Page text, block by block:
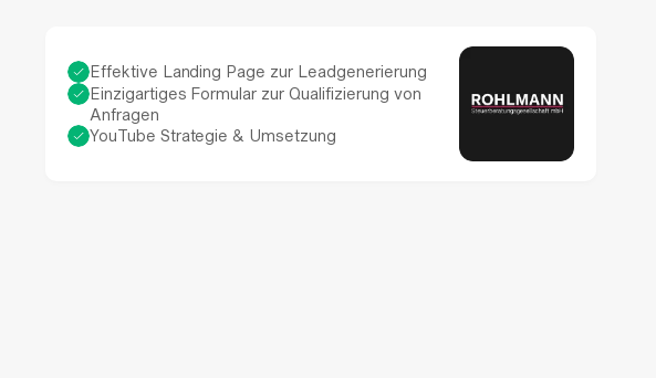
Effektive Landing Page zur Leadgenerierung
Einzigartiges Formular zur Qualifizierung von
Anfragen
YouTube Strategie & Umsetzung